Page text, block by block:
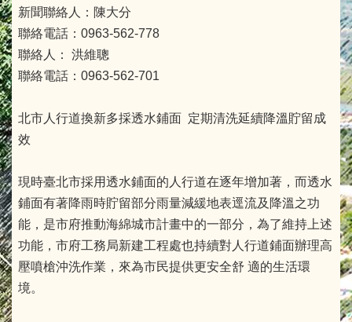
新聞聯絡人：陳大分
聯絡電話：0963-562-778
聯絡人： 洪維聰
聯絡電話：0963-562-701
北市人行道換新多採透水鋪面 定期清洗延續降溫貯留成
效
現時臺北市採用透水鋪面的人行道在逐年增加著，而透水
鋪面有著降雨時貯留部分雨量減緩地表逕流及降溫之功
能，是市府推動海綿城市計畫中的一部分，為了維持上述
功能，市府工務局新建工程處也持續對人行道鋪面辦理高
壓噴槍沖洗作業，來為市民提供更安全舒 適的生活環
境。